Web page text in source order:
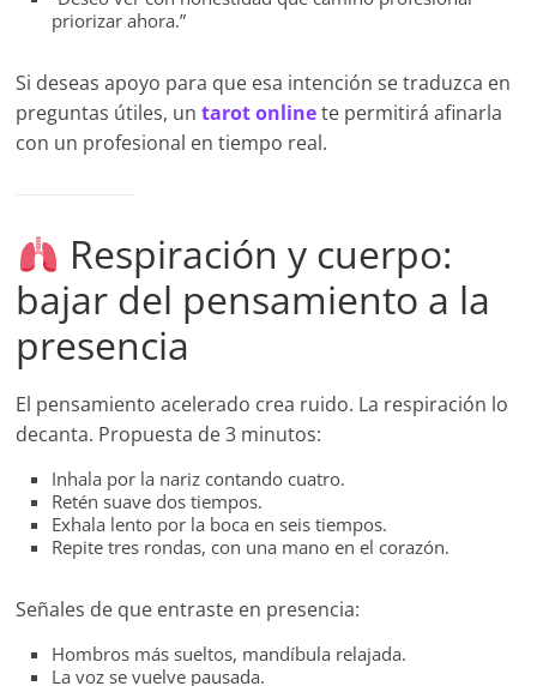
priorizar ahora.”
Si deseas apoyo para que esa intención se traduzca en
preguntas útiles, untarot onlinete permitirá afinarla
con un profesional en tiempo real.
Respiración y cuerpo:
bajar del pensamiento a la
presencia
El pensamiento acelerado crea ruido. La respiración lo
decanta. Propuesta de 3 minutos:
Inhala por la nariz contando cuatro.
Retén suave dos tiempos.
Exhala lento por la boca en seis tiempos.
Repite tres rondas, con una mano en el corazón.
Señales de que entraste en presencia:
Hombros más sueltos, mandíbula relajada.
La voz se vuelve pausada.